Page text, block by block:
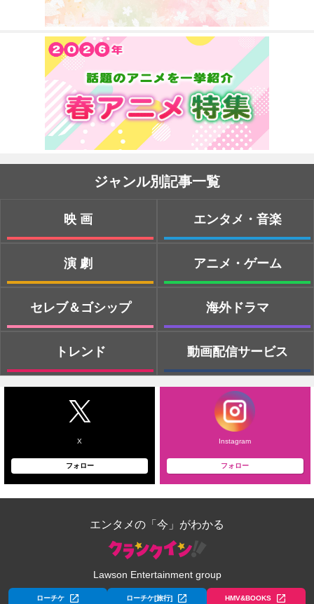
ジャンル別記事一覧
映画
演劇
セレブ＆ゴシップ
トレンド
エンタメ・音楽
アニメ・ゲーム
海外ドラマ
動画配信サービス
X
フォロー
Instagram
フォロー
エンタメの「今」がわかる
Lawson Entertainment group
ローチケ ローチケ[旅行] HMV&BOOKS